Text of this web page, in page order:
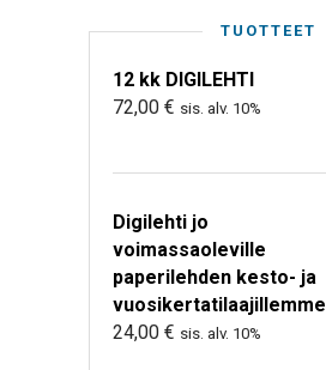
TUOTTEET
12 kk DIGILEHTI
72,00 € sis. alv. 10%
Digilehti jo
voimassaoleville
paperilehden kesto- ja
vuosikertatilaajillemme
24,00 € sis. alv. 10%